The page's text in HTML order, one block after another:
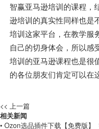
智赢亚马逊培训的课程，
逊培训的真实性同样也是
培训这家平台，在教学服
自己的切身体会，所以感
培训的亚马逊课程也是很
的各位朋友们肯定可以在
<< 上一篇
相关新闻
• Ozon选品插件下载【免费版